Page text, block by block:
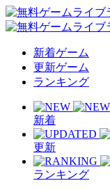
新着ゲーム
更新ゲーム
ランキング
新着
更新
ランキング